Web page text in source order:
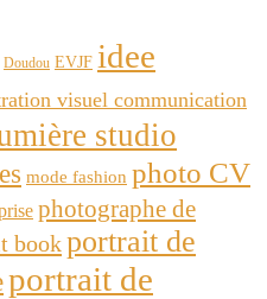
Doudou EVJF idee
visuel communication
studio
mode fashion photo CV
photographe de
bookportrait de
portrait de